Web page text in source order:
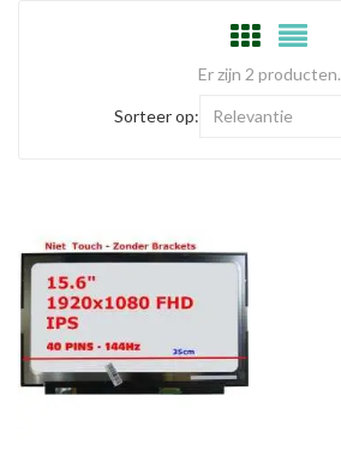
Er zijn 2 producten.
Sorteer op: Relevantie